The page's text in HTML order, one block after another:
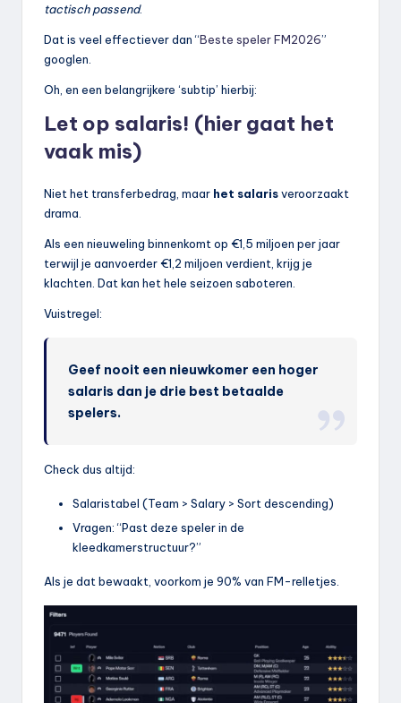
tactisch passend.
Dat is veel effectiever dan “Beste speler FM2026”
googlen.
Oh, en een belangrijkere ‘subtip’ hierbij:
Let op salaris! (hier gaat het
vaak mis)
Niet het transferbedrag, maar het salarisveroorzaakt
drama.
Als een nieuweling binnenkomt op €1,5 miljoen per jaar
terwijl je aanvoerder €1,2 miljoen verdient, krijg je
klachten. Dat kan het hele seizoen saboteren.
Vuistregel:
Geef nooit een nieuwkomer een hoger
salaris dan je drie best betaalde
spelers.
Check dus altijd:
Salaristabel (Team > Salary > Sort descending)
Vragen: “Past deze speler in de
kleedkamerstructuur?”
Als je dat bewaakt, voorkom je 90% van FM-relletjes.